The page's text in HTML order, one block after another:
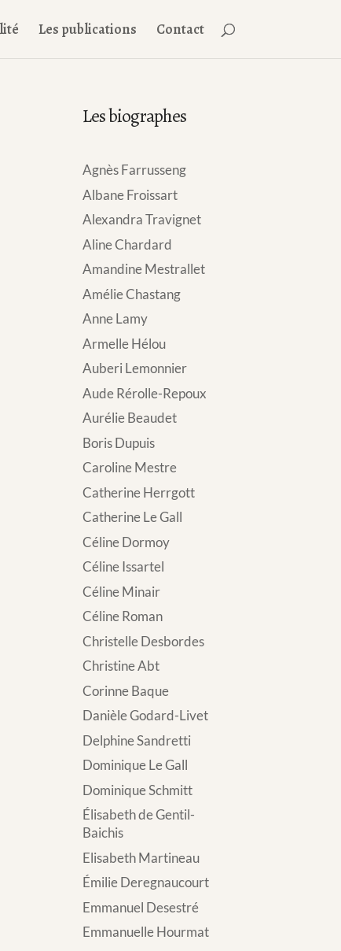
Les publications Contact
Les biographes
Agnès Farrusseng
Albane Froissart
Alexandra Travignet
Aline Chardard
Amandine Mestrallet
Amélie Chastang
Anne Lamy
Armelle Hélou
Auberi Lemonnier
Aude Rérolle-Repoux
Aurélie Beaudet
Boris Dupuis
Caroline Mestre
Catherine Herrgott
Catherine Le Gall
Céline Dormoy
Céline Issartel
Céline Minair
Céline Roman
Christelle Desbordes
Christine Abt
Corinne Baque
Danièle Godard-Livet
Delphine Sandretti
Dominique Le Gall
Dominique Schmitt
Élisabeth de Gentil-
Baichis
Elisabeth Martineau
Émilie Deregnaucourt
Emmanuel Desestré
Emmanuelle Hourmat